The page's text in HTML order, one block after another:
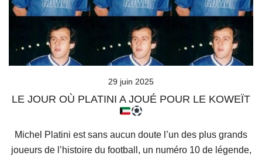
29 juin 2025
LE JOUR OÙ PLATINI A JOUÉ POUR LE KOWEÏT
Michel Platini est sans aucun doute l’un des plus grands
joueurs de l’histoire du football, un numéro 10 de légende,